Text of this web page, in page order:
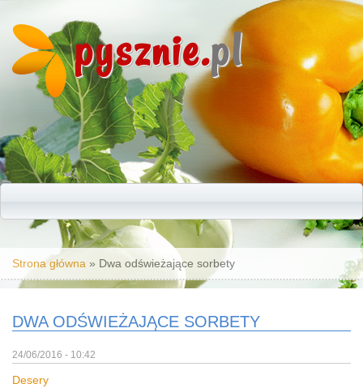
pysznie.pl
Jesteś tutaj
Strona główna » Dwa odświeżające sorbety
DWA ODŚWIEŻAJĄCE SORBETY
24/06/2016 - 10:42
Desery